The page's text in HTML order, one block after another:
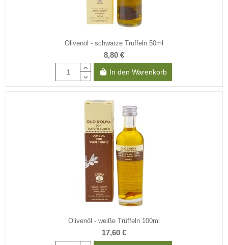
Olivenöl - schwarze Trüffeln 50ml
8,80 €
In den Warenkorb
Olivenöl - weiße Trüffeln 100ml
17,60 €